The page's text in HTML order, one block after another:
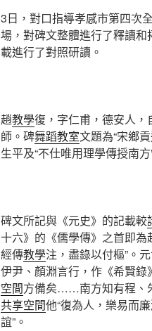
3日，對口指導孝感市第四次
場，對碑文整體進行了釋讀
載進行了對照研讀。
趙教學復，字仁甫，德安人
師。碑舞蹈教室文題為“宋鄉
生平及“不仕唯用理學傳授南方
碑文所記與《元史》的記載較
十六》的《儒學傳》之首即為
經傳教學注，盡錄以付樞”。
伊尹、顏淵言行，作《希賢
空間方備矣……南方知有程、
共享空間他“復為人，樂易而
誼”。